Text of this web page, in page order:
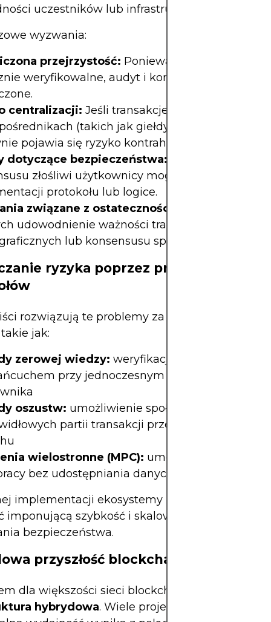
uczestników lub infrastruktury stron
wyzwania:
przejrzystość: Ponieważ transakcje nie są
weryfikowalne, audyt i kontrola
centralizacji: Jeśli transakcje poza łańcuchem
(takich jak giełdy lub serwery
pojawia się ryzyko kontrahenta.
dotyczące bezpieczeństwa:
złośliwi użytkownicy mogliby wykorzystać
protokołu lub logice.
związane z ostatecznością:
udowodnienie ważności transakcji wymaga
lub konsensusu społecznego.
ryzyka poprzez projektowanie
rozwiązują te problemy za pomocą
jak:
zerowej wiedzy: weryfikacja poprawności
przy jednoczesnym zachowaniu
oszustw: umożliwienie społeczności
partii transakcji przed ich
wielostronne (MPC): umożliwienie
bez udostępniania danych prywatnych
implementacji ekosystemy poza łańcuchem
imponującą szybkość i skalowalność bez
bezpieczeństwa.
przyszłość blockchaina
dla większości sieci blockchain wydaje się być
hybrydowa. Wiele projektów warstwy 1